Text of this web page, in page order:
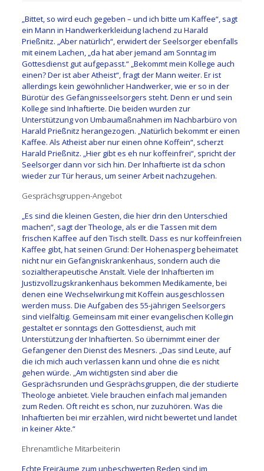
„Bittet, so wird euch gegeben – und ich bitte um Kaffee“, sagt
ein Mann in Handwerkerkleidung lachend zu Harald
Prießnitz. „Aber natürlich“, erwidert der Seelsorger ebenfalls
mit einem Lachen, „da hat aber jemand am Sonntag im
Gottesdienst gut aufgepasst.“ „Bekommt mein Kollege auch
einen? Der ist aber Atheist“, fragt der Mann weiter. Er ist
allerdings kein gewöhnlicher Handwerker, wie er so in der
Bürotür des Gefängnisseelsorgers steht. Denn er und sein
Kollege sind Inhaftierte. Die beiden wurden zur
Unterstützung von Umbaumaßnahmen im Nachbarbüro von
Harald Prießnitz herangezogen. „Natürlich bekommt er einen
Kaffee. Als Atheist aber nur einen ohne Koffein“, scherzt
Harald Prießnitz. „Hier gibt es eh nur koffeinfrei“, spricht der
Seelsorger dann vor sich hin. Der Inhaftierte ist da schon
wieder zur Tür heraus, um seiner Arbeit nachzugehen.
Gesprächsgruppen-Angebot
„Es sind die kleinen Gesten, die hier drin den Unterschied
machen“, sagt der Theologe, als er die Tassen mit dem
frischen Kaffee auf den Tisch stellt. Dass es nur koffeinfreien
Kaffee gibt, hat seinen Grund: Der Hohenasperg beheimatet
nicht nur ein Gefängniskrankenhaus, sondern auch die
sozialtherapeutische Anstalt. Viele der Inhaftierten im
Justizvollzugskrankenhaus bekommen Medikamente, bei
denen eine Wechselwirkung mit Koffein ausgeschlossen
werden muss. Die Aufgaben des 55-jährigen Seelsorgers
sind vielfältig. Gemeinsam mit einer evangelischen Kollegin
gestaltet er sonntags den Gottesdienst, auch mit
Unterstützung der Inhaftierten. So übernimmt einer der
Gefangener den Dienst des Mesners. „Das sind Leute, auf
die ich mich auch verlassen kann und ohne die es nicht
gehen würde. „Am wichtigsten sind aber die
Gesprächsrunden und Gesprächsgruppen, die der studierte
Theologe anbietet. Viele brauchen einfach mal jemanden
zum Reden. Oft reicht es schon, nur zuzuhören. Was die
Inhaftierten bei mir erzählen, wird nicht bewertet und landet
in keiner Akte.“
Ehrenamtliche Mitarbeiterin
Echte Freiräume zum unbeschwerten Reden sind im